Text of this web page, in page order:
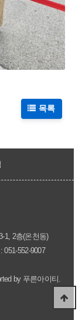
목록
1, 2층(온천동)
051-552-9007
by 푸른아이티.